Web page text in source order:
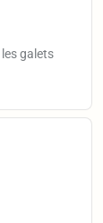
galets